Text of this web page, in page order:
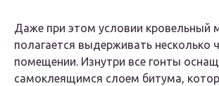
Даже при этом условии кровельный
полагается выдерживать несколько
помещении. Изнутри все гонты
самоклеящимся слоем битума,